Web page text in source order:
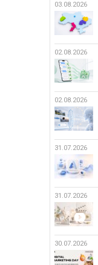
03.08.2026
02.08.2026
02.08.2026
31.07.2026
31.07.2026
30.07.2026